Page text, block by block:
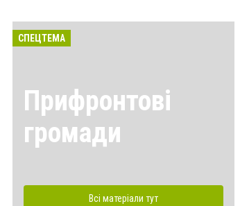
СПЕЦТЕМА
Прифронтові
громади
Всі матеріали тут